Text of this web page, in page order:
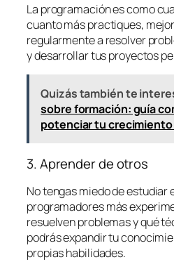
La programación es como
cuanto más practiques,
regularmente a resolver
y desarrollar tus proyectos
Quizás también te
sobre formación: guía
potenciar tu
3. Aprender de otros
No tengas miedo de estudiar
programadores más
resuelven problemas y qué
podrás expandir tu
propias habilidades.